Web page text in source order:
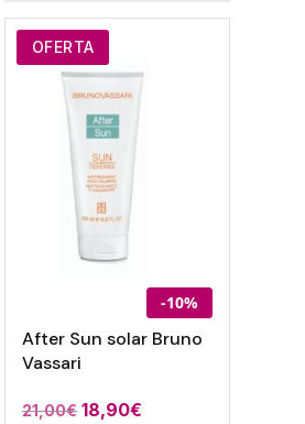
OFERTA
-10%
After Sun solar Bruno
Vassari
21,00€ El
18,90€